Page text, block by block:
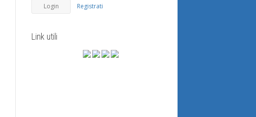
Registrati
Link utili